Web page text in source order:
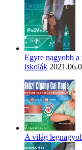
Egyre nagyobb a
iskolák
A világ